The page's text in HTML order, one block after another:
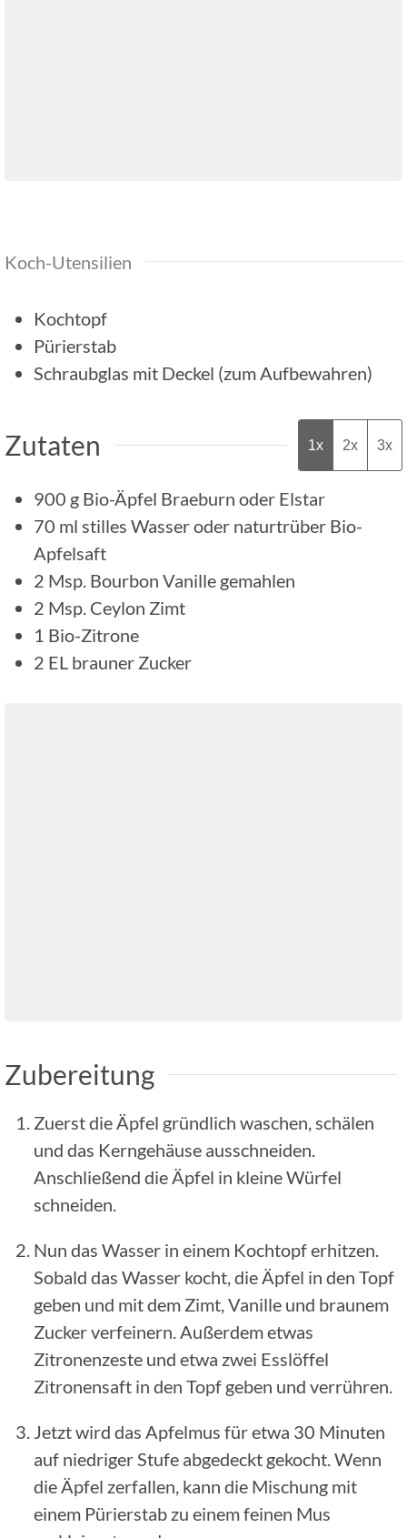
Koch-Utensilien
Kochtopf
Pürierstab
Schraubglas mit Deckel (zum Aufbewahren)
Zutaten 1x 2x 3x
900 g Bio-Äpfel Braeburn oder Elstar
70 ml stilles Wasser oder naturtrüber Bio-
Apfelsaft
2 Msp. Bourbon Vanille gemahlen
2 Msp. Ceylon Zimt
1 Bio-Zitrone
2 EL brauner Zucker
Zubereitung
Zuerst die Äpfel gründlich waschen, schälen
und das Kerngehäuse ausschneiden.
Anschließend die Äpfel in kleine Würfel
schneiden.
Nun das Wasser in einem Kochtopf erhitzen.
Sobald das Wasser kocht, die Äpfel in den Topf
geben und mit dem Zimt, Vanille und braunem
Zucker verfeinern. Außerdem etwas
Zitronenzeste und etwa zwei Esslöffel
Zitronensaft in den Topf geben und verrühren.
Jetzt wird das Apfelmus für etwa 30 Minuten
auf niedriger Stufe abgedeckt gekocht. Wenn
die Äpfel zerfallen, kann die Mischung mit
einem Pürierstab zu einem feinen Mus